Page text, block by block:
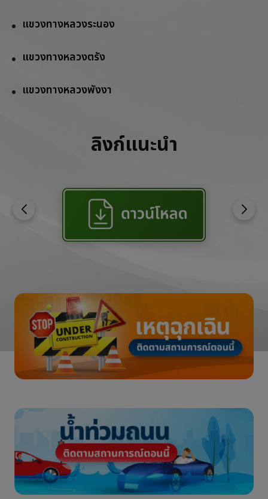
แขวงทางหลวงระนอง
แขวงทางหลวงตรัง
แขวงทางหลวงพังงา
ลิงก์แนะนำ